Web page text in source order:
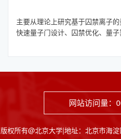
主要从理论上研究基于囚禁离子
快速量子门设计、囚禁优化、量子
网站访问量：
版权所有@北京大学|地址：北京市海